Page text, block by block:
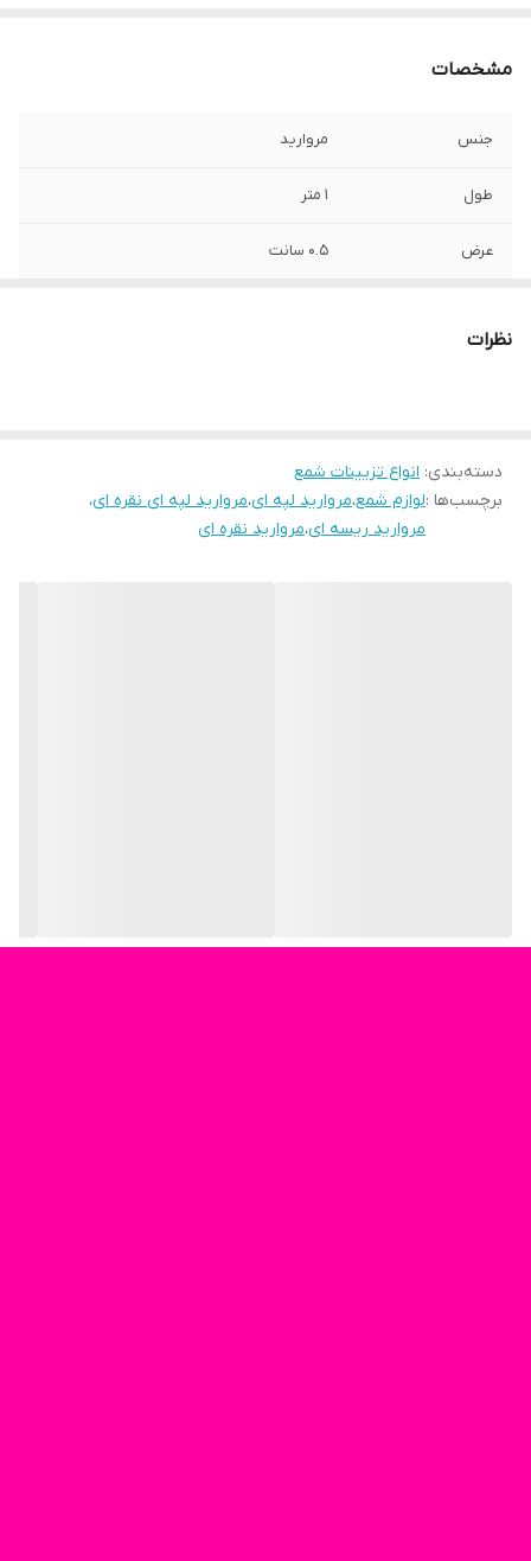
مشخصات
جنس مروارید
طول ۱ متر
عرض ۰.۵ سانت
نظرات
دسته‌بندی: انواع تزیینات شمع
برچسب‌ها :لوازم شمع،مروارید لپه ای،مروارید لپه ای نقره ای،
مروارید ریسه ای،مروارید نقره ای